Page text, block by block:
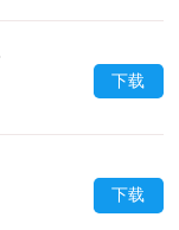
下载
下载